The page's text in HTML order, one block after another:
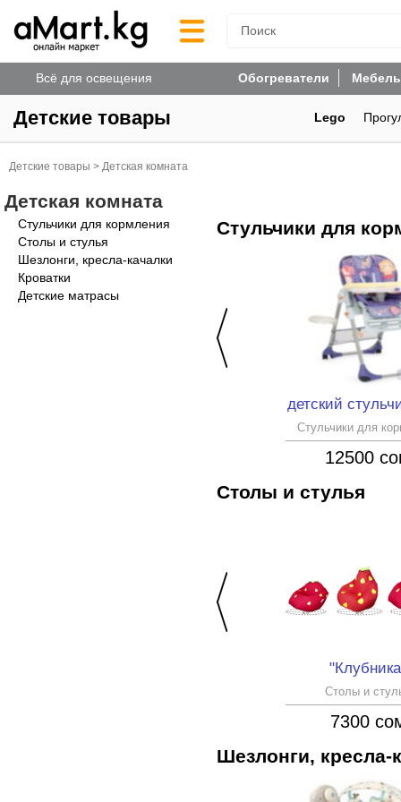
Всё для освещения Обогреватели
Детские товары Lego
Детские товары > Детская комната
Детская комната
Стульчики для кормления
Столы и стулья
Шезлонги, кресла-качалки
Кроватки
Детские матрасы
Стульчики для
Стульчики для
12500
Столы и стулья
Столы и
7300
Шезлонги, кресла-